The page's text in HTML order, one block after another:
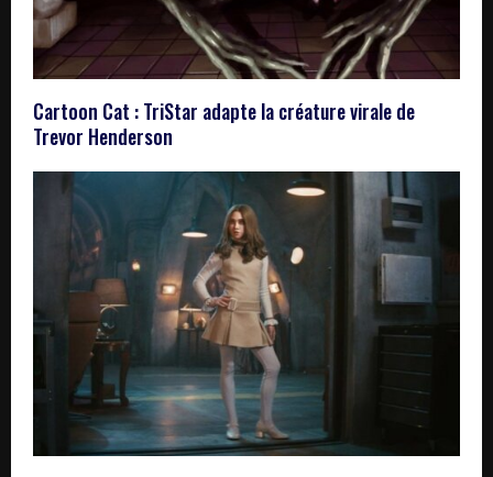
Cartoon Cat : TriStar adapte la créature virale de
Trevor Henderson